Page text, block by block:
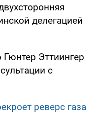
делегацией
Гюнтер Эттиингер
с
реверс газа